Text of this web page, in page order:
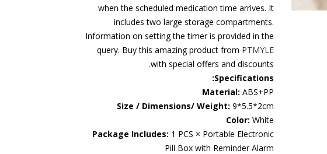
when the scheduled medication time arrives. It
includes two large storage compartments.
Information on setting the timer is provided in the
query. Buy this amazing product from PTMYLE
with special offers and discounts.
Specifications:
Material: ABS+PP
Size / Dimensions/ Weight:9*5.5*2cm
Color:White
Package Includes: 1 PCS × Portable Electronic
Pill Box with Reminder Alarm